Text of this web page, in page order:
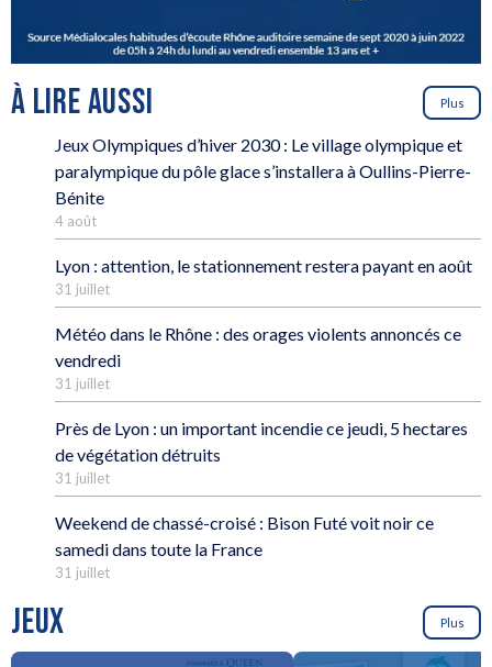
À LIRE AUSSI Plus
Jeux Olympiques d’hiver 2030 : Le village olympique et
paralympique du pôle glace s’installera à Oullins-Pierre-
Bénite
4 août
Lyon : attention, le stationnement restera payant en août
31 juillet
Météo dans le Rhône : des orages violents annoncés ce
vendredi
31 juillet
Près de Lyon : un important incendie ce jeudi, 5 hectares
de végétation détruits
31 juillet
Weekend de chassé-croisé : Bison Futé voit noir ce
samedi dans toute la France
31 juillet
JEUX Plus